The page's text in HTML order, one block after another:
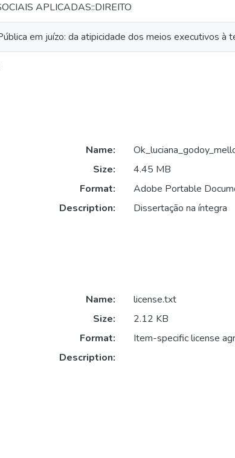
APLICADAS::DIREITO
em juízo: da atipicidade dos meios executivos à
Name:
Size:
4.45 MB
Format:
Adobe Portable
Description:
Dissertação na íntegra
Name:
license.txt
Size:
2.12 KB
Format:
Item-specific license
Description: